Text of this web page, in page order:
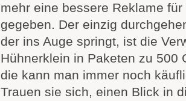
mehr eine bessere Reklame
gegeben. Der einzig
der ins Auge springt, ist die
Hühnerklein in Paketen zu 500
die kann man immer noch
Trauen sie sich, einen Blick in